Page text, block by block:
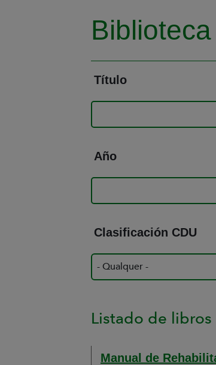
Biblioteca
Título
Año
Clasificación CDU
Listado de libros
Manual de